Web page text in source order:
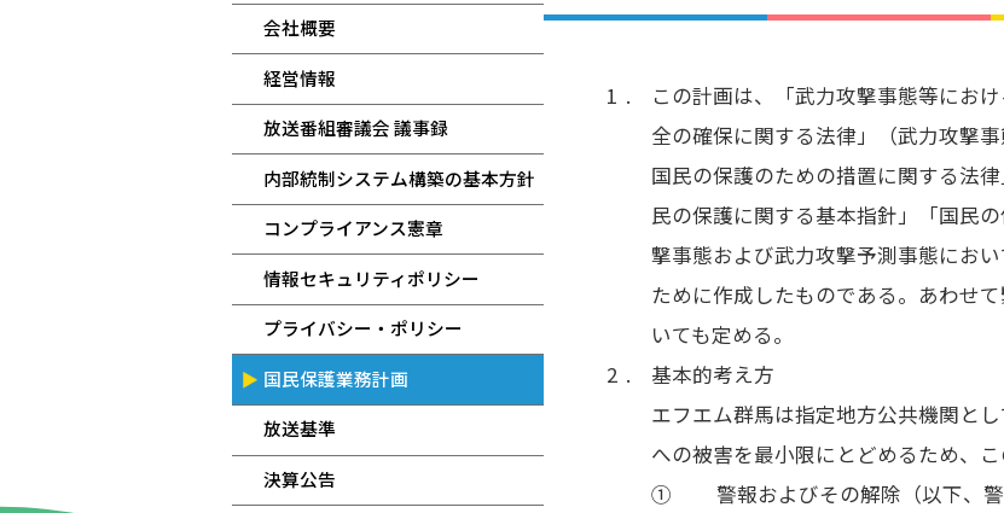
この計画は、「武力攻撃事態等にお
全の確保に関する法律」（武力攻撃
国民の保護のための措置に関する法
民の保護に関する基本指針」「国民
撃事態および武力攻撃予測事態にお
ために作成したものである。あわせ
いても定める。
基本的考え方
エフエム群馬は指定地方公共機関と
への被害を最小限にとどめるため、
①
警報およびその解除（以下、警
会社概要
経営情報
放送番組審議会 議事録
内部統制システム構築の基本方針
コンプライアンス憲章
情報セキュリティポリシー
プライバシー・ポリシー
国民保護業務計画
放送基準
決算公告